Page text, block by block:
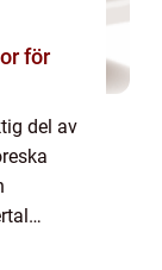
del av